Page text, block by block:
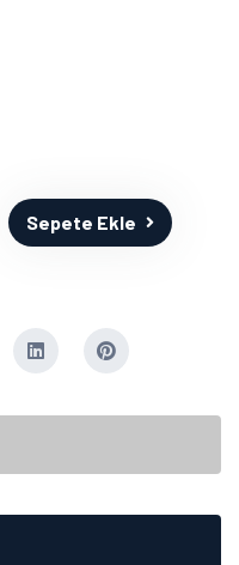
Sepete Ekle